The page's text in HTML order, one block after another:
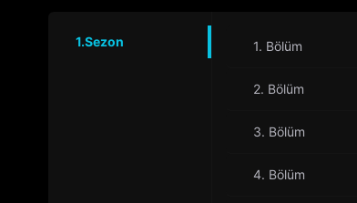
1.Sezon 1. Bölüm
2. Bölüm
3. Bölüm
4. Bölüm